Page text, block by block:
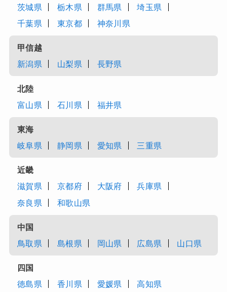
茨城県
栃木県 群馬県
埼玉県
千葉県
東京都 神奈川県
甲信越
新潟県
山梨県 長野県
北陸
富山県
石川県 福井県
東海
岐阜県
静岡県 愛知県 三重県
近畿
滋賀県
京都府 大阪府
兵庫県
奈良県
和歌山県
中国
鳥取県
島根県 岡山県 広島県 山口県
四国
徳島県
香川県 愛媛県 高知県